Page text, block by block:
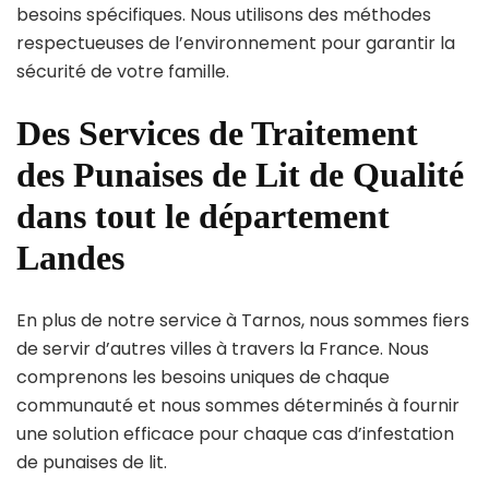
besoins spécifiques. Nous utilisons des méthodes
respectueuses de l’environnement pour garantir la
sécurité de votre famille.
Des Services de Traitement
des Punaises de Lit de Qualité
dans tout le département
Landes
En plus de notre service à Tarnos, nous sommes fiers
de servir d’autres villes à travers la France. Nous
comprenons les besoins uniques de chaque
communauté et nous sommes déterminés à fournir
une solution efficace pour chaque cas d’infestation
de punaises de lit.